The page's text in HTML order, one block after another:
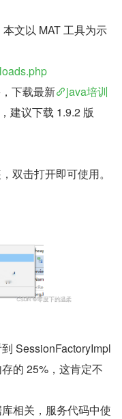
文以 MAT 工具为示
下载最新
java培训
建议下载 1.9.2 版
双击打开即可使用。
SessionFactoryImpl
的 25%，这肯定不
相关，服务代码中使